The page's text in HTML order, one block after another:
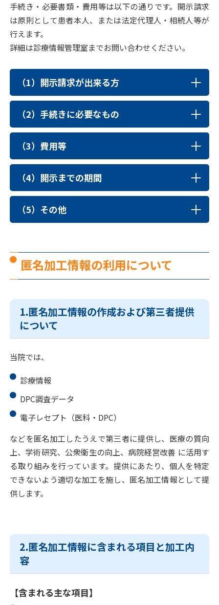
手続き・必要書類・費用等は以下の通りです。開示請求
は原則として患者本人、または法定代理人・相続人等が
行えます。
詳細は診療情報管理室までお問い合わせください。
（1）開示請求が出来る方
（2）手続きに必要なもの
（3）費用等
（4）開示までの期間
（5）その他
匿名加工情報の利用について
1.匿名加工情報の作成および第三者提供
について
当院では、
診療情報
DPC調査データ
電子レセプト（医科・DPC）
などを匿名加工したうえで第三者に提供し、医療の質向
上、学術研究、公衆衛生の向上、病院経営改善 に活用す
る取り組みを行っています。提供にあたり、個人を特定
できないよう適切な加工を施し、匿名加工情報として提
供します。
2.匿名加工情報に含まれる項目と加工内
容
【含まれる主な項目】